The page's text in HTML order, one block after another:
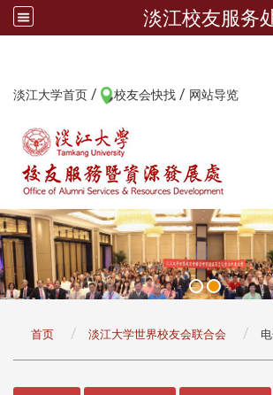
淡江校友服务
淡江大学首页 / 校友会快找 / 网站导览
首页 淡江大学世界校友会联合会